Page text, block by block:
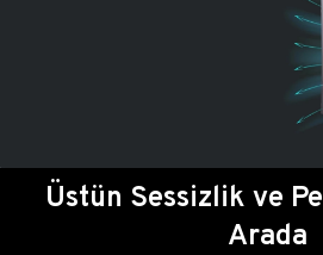
Üstün Sessizlik ve
Arada